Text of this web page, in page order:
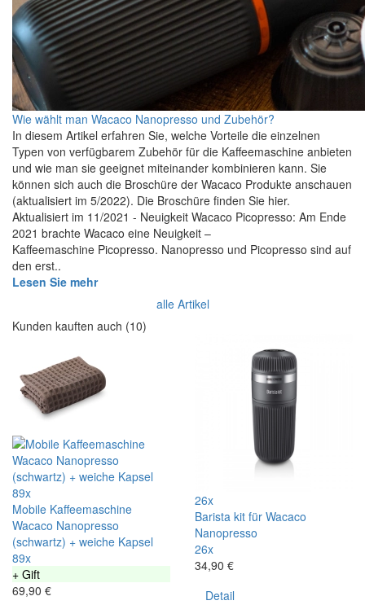
Wie wählt man Wacaco Nanopresso und Zubehör?
In diesem Artikel erfahren Sie, welche Vorteile die einzelnen
Typen von verfügbarem Zubehör für die Kaffeemaschine anbieten
und wie man sie geeignet miteinander kombinieren kann. Sie
können sich auch die Broschüre der Wacaco Produkte anschauen
(aktualisiert im 5/2022). Die Broschüre finden Sie hier.
Aktualisiert im 11/2021 - Neuigkeit Wacaco Picopresso: Am Ende
2021 brachte Wacaco eine Neuigkeit –
Kaffeemaschine Picopresso. Nanopresso und Picopresso sind auf
den erst..
Lesen Sie mehr
alle Artikel
Kunden kauften auch (10)
89x
Mobile Kaffeemaschine
Wacaco Nanopresso
(schwartz) + weiche Kapsel
89x
+ Gift
69,90 €
26x
Barista kit für Wacaco
Nanopresso
26x
34,90 €
Detail